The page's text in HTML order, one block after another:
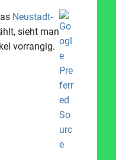
Neustadt-
sieht man
vorrangig.